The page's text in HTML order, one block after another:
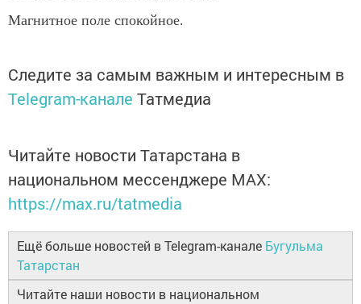
Магнитное поле спокойное.
Следите за самым важным и интересным в
Telegram-канале Татмедиа
Читайте новости Татарстана в
национальном мессенджере MАХ:
https://max.ru/tatmedia
Ещё больше новостей в Telegram-канале Бугульма
Татарстан
Читайте наши новости в национальном